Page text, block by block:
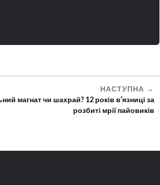
НАСТУПНА
магнат чи шахрай? 12 років в’язниці за
розбиті мрії пайовиків